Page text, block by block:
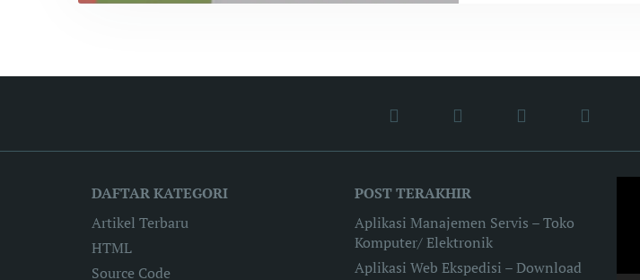
DAFTAR KATEGORI
Artikel Terbaru
HTML
Source Code
POST TERAKHIR
Aplikasi Manajemen Servis – Toko
Komputer/ Elektronik
Aplikasi Web Ekspedisi – Download